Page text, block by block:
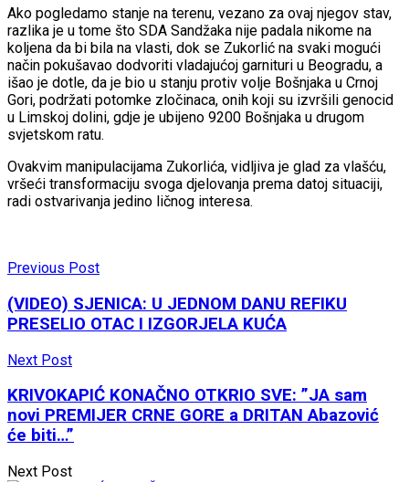
Ako pogledamo stanje na terenu, vezano za ovaj njegov stav,
razlika je u tome što SDA Sandžaka nije padala nikome na
koljena da bi bila na vlasti, dok se Zukorlić na svaki mogući
način pokušavao dodvoriti vladajućoj garnituri u Beogradu, a
išao je dotle, da je bio u stanju protiv volje Bošnjaka u Crnoj
Gori, podržati potomke zločinaca, onih koji su izvršili genocid
u Limskoj dolini, gdje je ubijeno 9200 Bošnjaka u drugom
svjetskom ratu.
Ovakvim manipulacijama Zukorlića, vidljiva je glad za vlašću,
vršeći transformaciju svoga djelovanja prema datoj situaciji,
radi ostvarivanja jedino ličnog interesa.
Previous Post
(VIDEO) SJENICA: U JEDNOM DANU REFIKU
PRESELIO OTAC I IZGORJELA KUĆA
Next Post
KRIVOKAPIĆ KONAČNO OTKRIO SVE: ”JA sam
novi PREMIJER CRNE GORE a DRITAN Abazović
će biti…”
Next Post